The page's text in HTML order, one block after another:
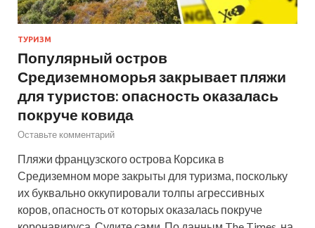
ТУРИЗМ
Популярный остров
Средиземноморья закрывает пляжи
для туристов: опасность оказалась
покруче ковида
Оставьте комментарий
Пляжи французского острова Корсика в
Средиземном море закрыты для туризма, поскольку
их буквально оккупировали толпы агрессивных
коров, опасность от которых оказалась покруче